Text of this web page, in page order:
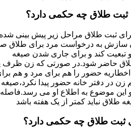
ثبت طلاق چه حکمی دارد؟
ثبت طلاق مراحل زیر پیش بینی شده
سازش به درخواست مرد برای طلاق
تبعیت کند و برای جاری شدن صیغه
حاضر شود.در صورتی که زن ظرف
اخطاریه حضور را هم برای مرد و هم
در دفتر خانه حضور پیدا نکرد،صیغه
موضوع به اطلاع او می رسد.فاصله
طلاق نباید کمتر از یک هفته باشد
ثبت طلاق چه حکمی دارد؟